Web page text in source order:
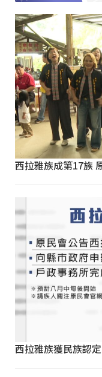
西拉雅族成第17族
西拉雅族獲民族認